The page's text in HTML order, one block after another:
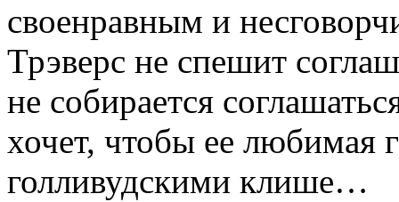
своенравным и
Трэверс не спешит
не собирается
хочет, чтобы ее любимая
голливудскими клише…